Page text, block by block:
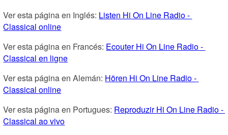
Ver esta página en Inglés: Listen Hi On Line Radio -
Classical online
Ver esta página en Francés: Ecouter Hi On Line Radio -
Classical en ligne
Ver esta página en Alemán: Hören Hi On Line Radio -
Classical online
Ver esta página en Portugues: Reproduzir Hi On Line Radio -
Classical ao vivo